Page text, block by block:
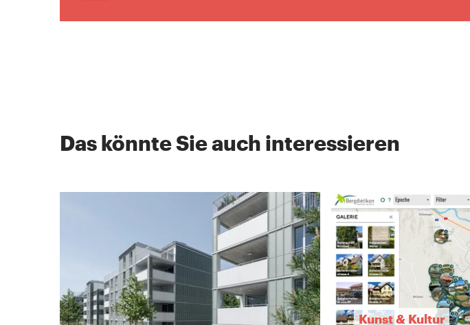
Das könnte Sie auch interessieren
Kunst & Kultur